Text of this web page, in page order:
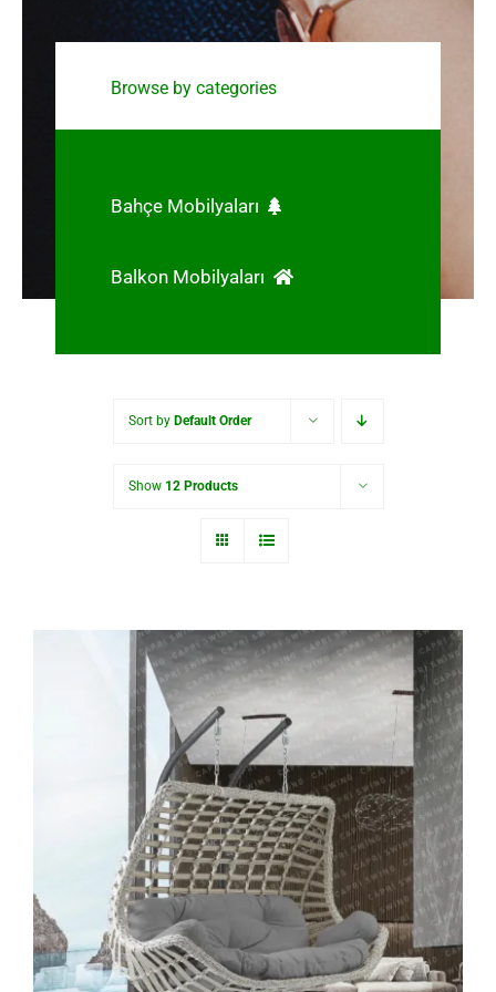
Browse by categories
Bahçe Mobilyaları
Balkon Mobilyaları
Sort by Default Order
Show 12 Products
Cunda Çiftli Rattan Bahçe – Balkon
Salıncağı